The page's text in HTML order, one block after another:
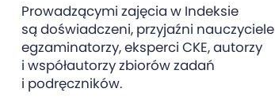
Prowadzącymi zajęcia w Indeksie
są doświadczeni, przyjaźni nauczyciele
egzaminatorzy, eksperci CKE, autorzy
i współautorzy zbiorów zadań
i podręczników.